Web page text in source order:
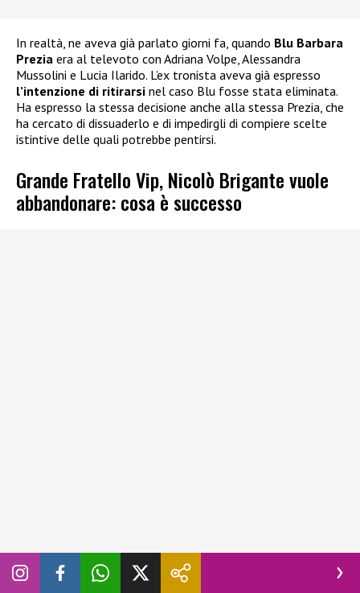
In realtà, ne aveva già parlato giorni fa, quando Blu Barbara
Prezia era al televoto con Adriana Volpe, Alessandra
Mussolini e Lucia Ilarido. L’ex tronista aveva già espresso
l’intenzione di ritirarsi nel caso Blu fosse stata eliminata.
Ha espresso la stessa decisione anche alla stessa Prezia, che
ha cercato di dissuaderlo e di impedirgli di compiere scelte
istintive delle quali potrebbe pentirsi.
Grande Fratello Vip, Nicolò Brigante vuole
abbandonare: cosa è successo